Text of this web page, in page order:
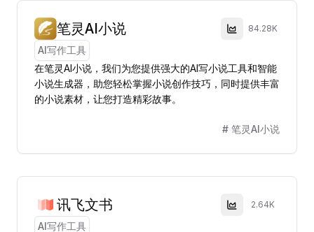
笔灵AI小说 84.28K
AI写作工具
在笔灵AI小说，我们为您提供强大的AI写小说工具和智能
小说生成器，助您轻松掌握小说创作技巧，同时提供丰富
的小说素材，让您打造精彩故事。
# 笔灵AI小说
讯飞文书 2.64K
AI写作工具